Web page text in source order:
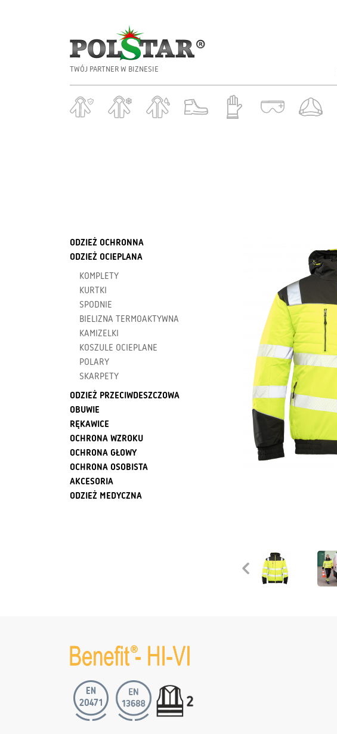
TWÓJ PARTNER W BIZNESIE
ODZIEŻ OCHRONNA
ODZIEŻ OCIEPLANA
KOMPLETY
KURTKI
SPODNIE
BIELIZNA TERMOAKTYWNA
KAMIZELKI
KOSZULE OCIEPLANE
POLARY
SKARPETY
ODZIEŻ PRZECIWDESZCZOWA
OBUWIE
RĘKAWICE
OCHRONA WZROKU
OCHRONA GŁOWY
OCHRONA OSOBISTA
AKCESORIA
ODZIEŻ MEDYCZNA